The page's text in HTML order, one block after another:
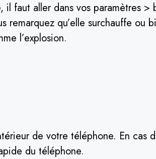
il faut aller dans vos paramètres
qu’elle surchauffe ou
l’explosion.
de votre téléphone. En cas
du téléphone.